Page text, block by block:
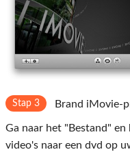
Stap 3 Brand iMovie-
Ga naar het "Bestand"
video's naar een dvd op